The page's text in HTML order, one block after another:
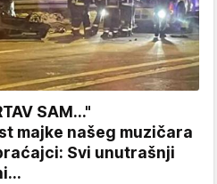
SAM..."
majke našeg muzičara
Svi unutrašnji